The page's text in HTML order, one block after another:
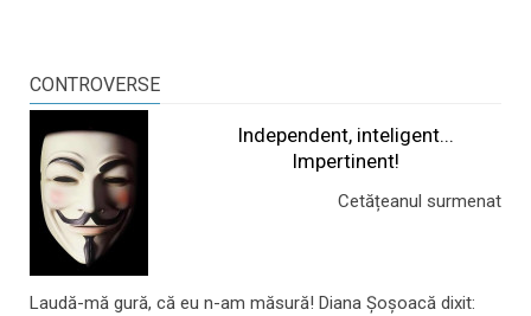
CONTROVERSE
Independent, inteligent...
Impertinent!
Cetățeanul surmenat
Laudă-mă gură, că eu n-am măsură! Diana Șoșoacă dixit: